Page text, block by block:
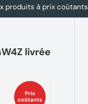
produits à prix coûtants
livrée
Prix
coûtants